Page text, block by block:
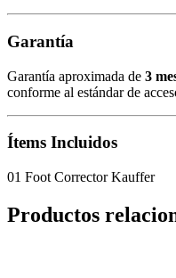
Garantía
Garantía aproximada de 3
conforme al estándar de
Ítems Incluidos
01 Foot Corrector Kauffer
Productos